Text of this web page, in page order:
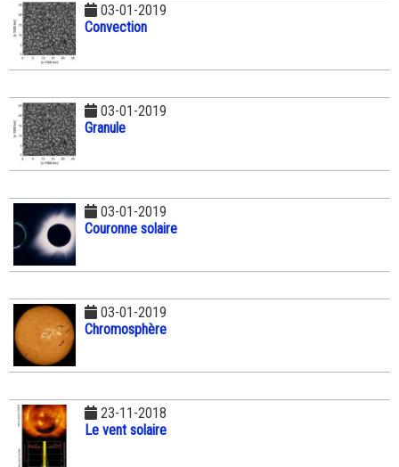
03-01-2019
Convection
03-01-2019
Granule
03-01-2019
Couronne solaire
03-01-2019
Chromosphère
23-11-2018
Le vent solaire